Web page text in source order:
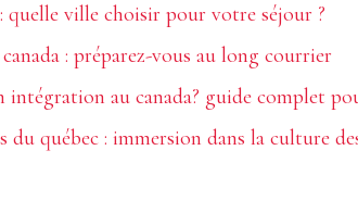
quelle ville choisir pour votre séjour ?
: préparez-vous au long courrier
intégration au canada? guide complet
du québec : immersion dans la culture